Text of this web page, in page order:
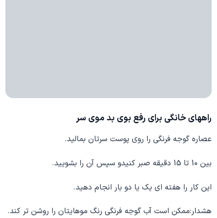
راههای خانگی برای رفع بوی بد موی سر
عصاره گوجه فرنگی را روی پوست سرتان بمالید.
بین 10 تا 15 دقیقه صبر کنیدو سپس آن را بشویید.
این کار را هفته ای یک یا دو بار انجام دهید.
هشدار:ممکن است آب گوجه فرنگی رنگ موهایتان را روشن تر کند.